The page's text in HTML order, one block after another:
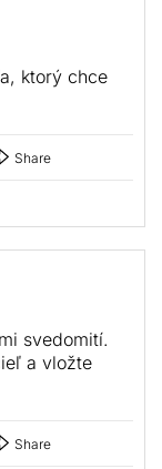
ktorý chce
Share
svedomití.
a vložte
Share